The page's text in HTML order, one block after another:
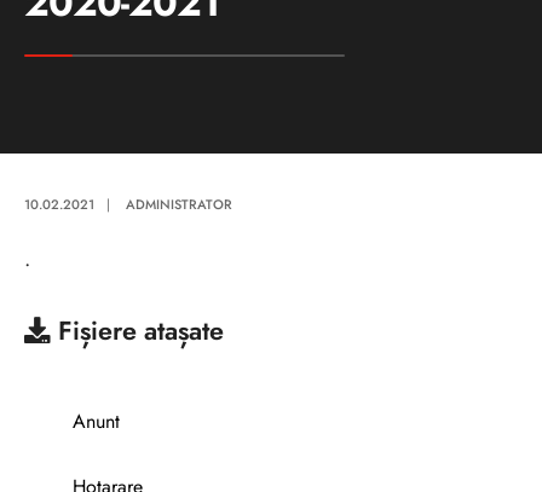
10.02.2021 | ADMINISTRATOR
.
Fișiere atașate
Anunt